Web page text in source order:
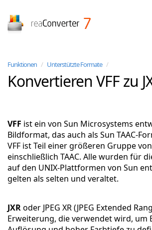
Funktionen / Unterstützte Formate /
Konvertieren VFF zu
VFF ist ein von Sun Microsystems
Bildformat, das auch als Sun TAAC-
VFF ist Teil einer größeren Gruppe
einschließlich TAAC. Alle wurden für
auf den UNIX-Plattformen von Sun
gelten als selten und veraltet.
JXRoder JPEG XR (JPEG Extended
Erweiterung, die verwendet wird, um